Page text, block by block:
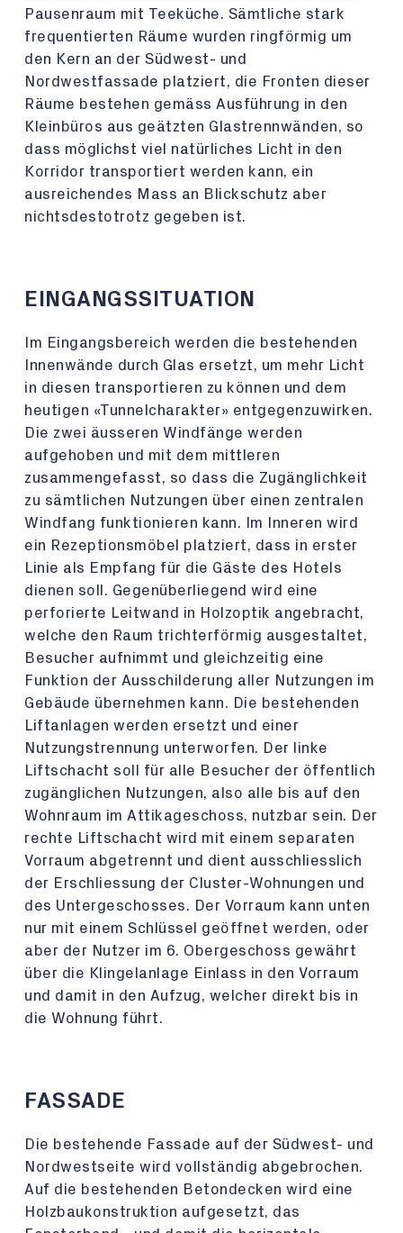
Pausenraum mit Teeküche. Sämtliche stark
frequentierten Räume wurden ringförmig um
den Kern an der Südwest- und
Nordwestfassade platziert, die Fronten dieser
Räume bestehen gemäss Ausführung in den
Kleinbüros aus geätzten Glastrennwänden, so
dass möglichst viel natürliches Licht in den
Korridor transportiert werden kann, ein
ausreichendes Mass an Blickschutz aber
nichtsdestotrotz gegeben ist.
EINGANGSSITUATION
Im Eingangsbereich werden die bestehenden
Innenwände durch Glas ersetzt, um mehr Licht
in diesen transportieren zu können und dem
heutigen «Tunnelcharakter» entgegenzuwirken.
Die zwei äusseren Windfänge werden
aufgehoben und mit dem mittleren
zusammengefasst, so dass die Zugänglichkeit
zu sämtlichen Nutzungen über einen zentralen
Windfang funktionieren kann. Im Inneren wird
ein Rezeptionsmöbel platziert, dass in erster
Linie als Empfang für die Gäste des Hotels
dienen soll. Gegenüberliegend wird eine
perforierte Leitwand in Holzoptik angebracht,
welche den Raum trichterförmig ausgestaltet,
Besucher aufnimmt und gleichzeitig eine
Funktion der Ausschilderung aller Nutzungen im
Gebäude übernehmen kann. Die bestehenden
Liftanlagen werden ersetzt und einer
Nutzungstrennung unterworfen. Der linke
Liftschacht soll für alle Besucher der öffentlich
zugänglichen Nutzungen, also alle bis auf den
Wohnraum im Attikageschoss, nutzbar sein. Der
rechte Liftschacht wird mit einem separaten
Vorraum abgetrennt und dient ausschliesslich
der Erschliessung der Cluster-Wohnungen und
des Untergeschosses. Der Vorraum kann unten
nur mit einem Schlüssel geöffnet werden, oder
aber der Nutzer im 6. Obergeschoss gewährt
über die Klingelanlage Einlass in den Vorraum
und damit in den Aufzug, welcher direkt bis in
die Wohnung führt.
FASSADE
Die bestehende Fassade auf der Südwest- und
Nordwestseite wird vollständig abgebrochen.
Auf die bestehenden Betondecken wird eine
Holzbaukonstruktion aufgesetzt, das